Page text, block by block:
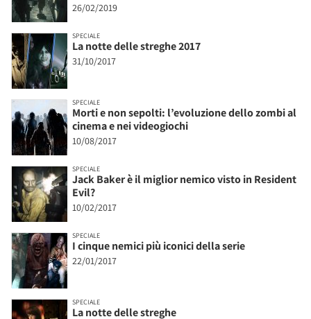
26/02/2019
SPECIALE
La notte delle streghe 2017
31/10/2017
SPECIALE
Morti e non sepolti: l’evoluzione dello zombi al
cinema e nei videogiochi
10/08/2017
SPECIALE
Jack Baker è il miglior nemico visto in Resident
Evil?
10/02/2017
SPECIALE
I cinque nemici più iconici della serie
22/01/2017
SPECIALE
La notte delle streghe